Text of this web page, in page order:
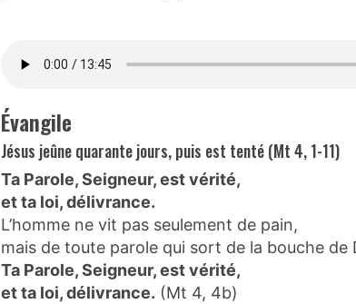
Évangile
Jésus jeûne quarante jours, puis est tenté (Mt 4, 1-11)
Ta Parole, Seigneur, est vérité,
et ta loi, délivrance.
L’homme ne vit pas seulement de pain,
mais de toute parole qui sort de la bouche de
Ta Parole, Seigneur, est vérité,
et ta loi, délivrance. (Mt 4, 4b)